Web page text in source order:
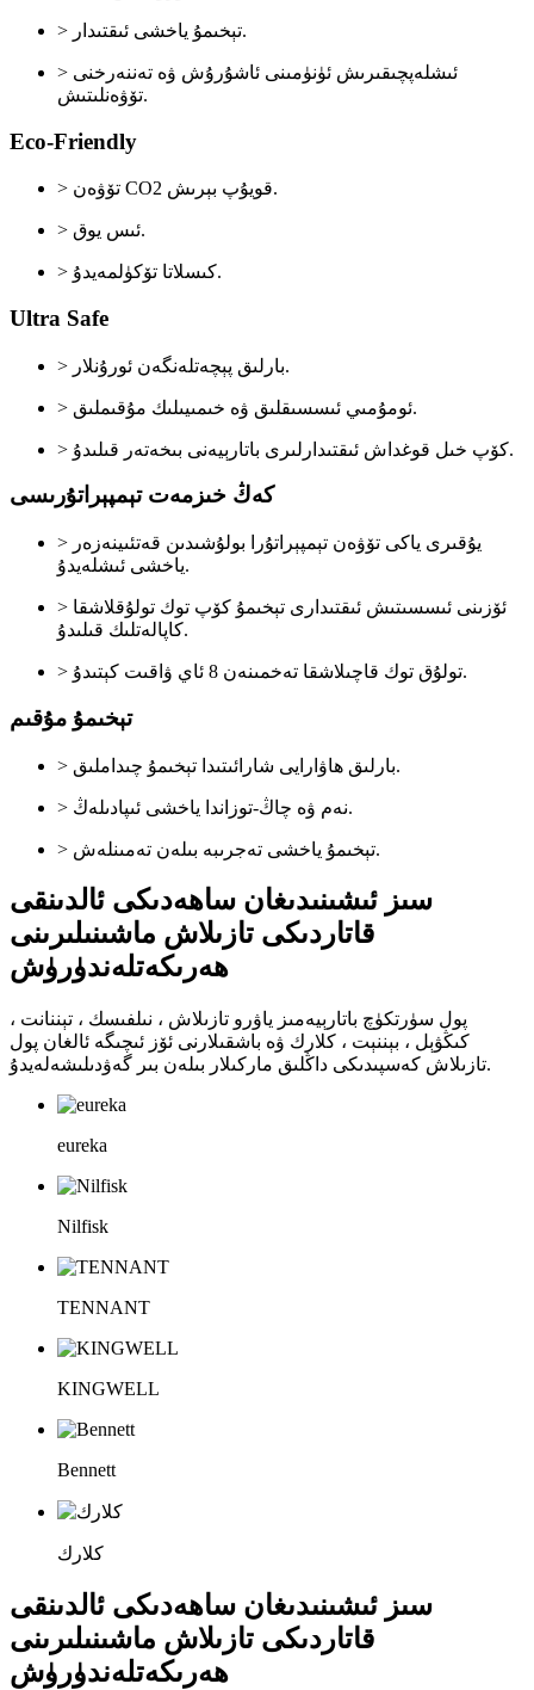
> تېخىمۇ ياخشى ئىقتىدار.
> ئىشلەپچىقىرىش ئۈنۈمىنى ئاشۇرۇش ۋە تەننەرخنى
تۆۋەنلىتىش.
Eco-Friendly
> تۆۋەن CO2 قويۇپ بېرىش.
> ئىس يوق.
> كىسلاتا تۆكۈلمەيدۇ.
Ultra Safe
> بارلىق پېچەتلەنگەن ئورۇنلار.
> ئومۇمىي ئىسسىقلىق ۋە خىمىيىلىك مۇقىملىق.
> كۆپ خىل قوغداش ئىقتىدارلىرى باتارېيەنى بىخەتەر قىلىدۇ.
كەڭ خىزمەت تېمپېراتۇرىسى
> يۇقىرى ياكى تۆۋەن تېمپېراتۇرا بولۇشىدىن قەتئىينەزەر
ياخشى ئىشلەيدۇ.
> ئۆزىنى ئىسسىتىش ئىقتىدارى تېخىمۇ كۆپ توك تولۇقلاشقا
كاپالەتلىك قىلىدۇ.
> تولۇق توك قاچىلاشقا تەخمىنەن 8 ئاي ۋاقىت كېتىدۇ.
تېخىمۇ مۇقىم
> بارلىق ھاۋارايى شارائىتىدا تېخىمۇ چىداملىق.
> نەم ۋە چاڭ-توزاندا ياخشى ئىپادىلەڭ.
> تېخىمۇ ياخشى تەجرىبە بىلەن تەمىنلەش.
سىز ئىشىنىدىغان ساھەدىكى ئالدىنقى
قاتاردىكى تازىلاش ماشىنىلىرىنى
ھەرىكەتلەندۈرۈش
پول سۈرتكۈچ باتارېيەمىز ياۋرو تازىلاش ، نىلفىسك ، تېننانت ،
كىڭۋېل ، بېننېت ، كلارك ۋە باشقىلارنى ئۆز ئىچىگە ئالغان پول
تازىلاش كەسپىدىكى داڭلىق ماركىلار بىلەن بىر گەۋدىلىشەلەيدۇ.
eureka
Nilfisk
TENNANT
KINGWELL
Bennett
كلارك
سىز ئىشىنىدىغان ساھەدىكى ئالدىنقى
قاتاردىكى تازىلاش ماشىنىلىرىنى
ھەرىكەتلەندۈرۈش